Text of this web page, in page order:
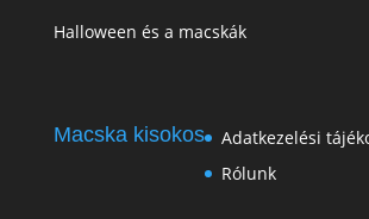
Halloween és a macskák
Macska kisokos
Adatkezelési
Rólunk